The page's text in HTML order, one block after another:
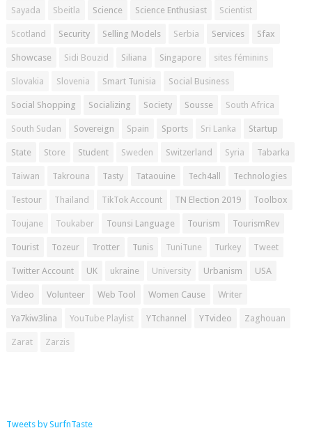
Sayada Sbeitla Science Science Enthusiast Scientist
Scotland Security Selling Models Serbia Services Sfax
Showcase Sidi Bouzid Siliana Singapore sites féminins
Slovakia Slovenia Smart Tunisia Social Business
Social Shopping Socializing Society Sousse South Africa
South Sudan Sovereign Spain Sports Sri Lanka Startup
State Store Student Sweden Switzerland Syria Tabarka
Taiwan Takrouna Tasty Tataouine Tech4all Technologies
Testour Thailand TikTok Account TN Election 2019 Toolbox
Toujane Toukaber Tounsi Language Tourism TourismRev
Tourist Tozeur Trotter Tunis TuniTune Turkey Tweet
Twitter Account UK ukraine University Urbanism USA
Video Volunteer Web Tool Women Cause Writer
Ya7kiw3lina YouTube Playlist YTchannel YTvideo Zaghouan
Zarat Zarzis
Tweets by SurfnTaste